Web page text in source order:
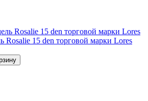
Rosalie 15 den торговой марки Lores